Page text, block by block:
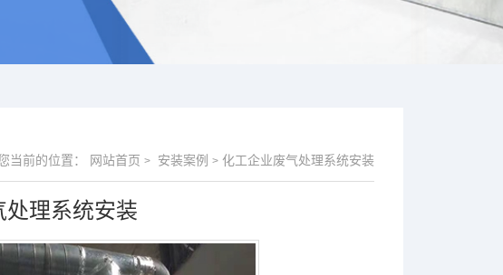
当前的位置： 网站首页 > 安装案例 > 化工企业废气处理系统安装
处理系统安装